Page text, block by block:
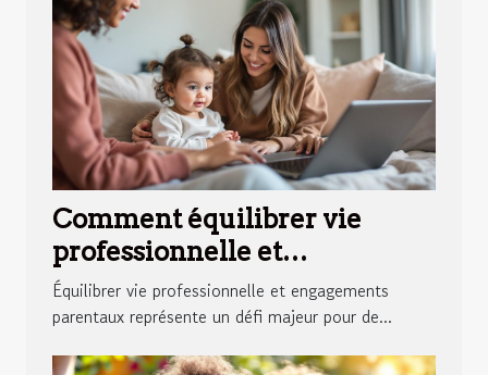
Comment équilibrer vie
professionnelle et
engagements parentaux ?
Équilibrer vie professionnelle et engagements
parentaux représente un défi majeur pour de...